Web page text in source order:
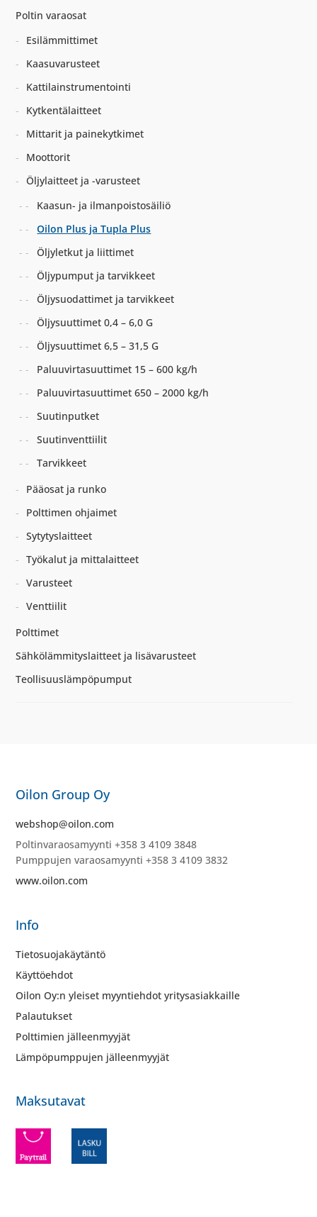
Poltin varaosat
Esilämmittimet
Kaasuvarusteet
Kattilainstrumentointi
Kytkentälaitteet
Mittarit ja painekytkimet
Moottorit
Öljylaitteet ja -varusteet
Kaasun- ja ilmanpoistosäiliö
Oilon Plus ja Tupla Plus
Öljyletkut ja liittimet
Öljypumput ja tarvikkeet
Öljysuodattimet ja tarvikkeet
Öljysuuttimet 0,4 – 6,0 G
Öljysuuttimet 6,5 – 31,5 G
Paluuvirtasuuttimet 15 – 600 kg/h
Paluuvirtasuuttimet 650 – 2000 kg/h
Suutinputket
Suutinventtiilit
Tarvikkeet
Pääosat ja runko
Polttimen ohjaimet
Sytytyslaitteet
Työkalut ja mittalaitteet
Varusteet
Venttiilit
Polttimet
Sähkölämmityslaitteet ja lisävarusteet
Teollisuuslämpöpumput
Oilon Group Oy
webshop@oilon.com
Poltinvaraosamyynti +358 3 4109 3848
Pumppujen varaosamyynti +358 3 4109 3832
www.oilon.com
Info
Tietosuojakäytäntö
Käyttöehdot
Oilon Oy:n yleiset myyntiehdot yritysasiakkaille
Palautukset
Polttimien jälleenmyyjät
Lämpöpumppujen jälleenmyyjät
Maksutavat